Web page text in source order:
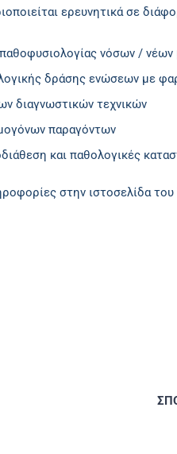
ερευνητικά σε
νόσων / νέων
δράσης ενώσεων με
διαγνωστικών τεχνικών
παραγόντων
και παθολογικές
στην ιστοσελίδα